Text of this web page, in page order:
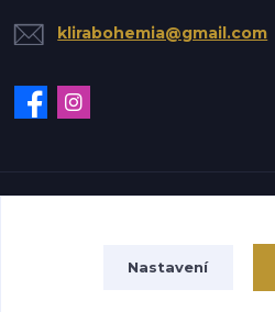
klirabohemia@gmail.com
Nastavení